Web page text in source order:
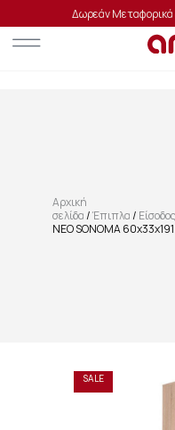
Δωρεάν Μεταφορικά
Αρχική
σελίδα/Έπιπλα/ Είσοδος
NEO SONOMA
SALE